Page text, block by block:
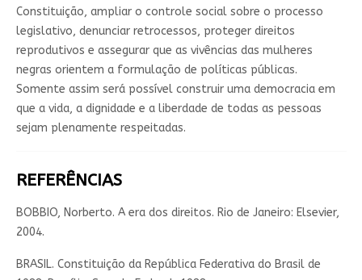
Constituição, ampliar o controle social sobre o processo
legislativo, denunciar retrocessos, proteger direitos
reprodutivos e assegurar que as vivências das mulheres
negras orientem a formulação de políticas públicas.
Somente assim será possível construir uma democracia em
que a vida, a dignidade e a liberdade de todas as pessoas
sejam plenamente respeitadas.
REFERÊNCIAS
BOBBIO, Norberto. A era dos direitos. Rio de Janeiro: Elsevier,
2004.
BRASIL. Constituição da República Federativa do Brasil de